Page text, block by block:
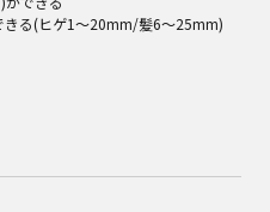
きる(ヒゲ1～20mm/髪6～25mm)